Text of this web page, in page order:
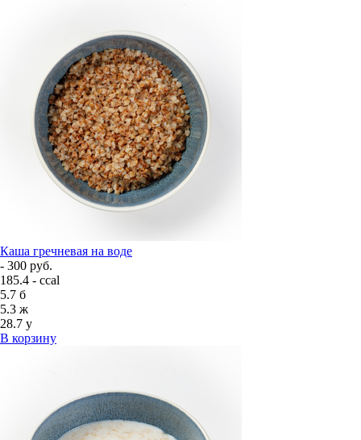
Каша гречневая на воде
- 300 руб.
185.4 - ccal
5.7 б
5.3 ж
28.7 у
В корзину